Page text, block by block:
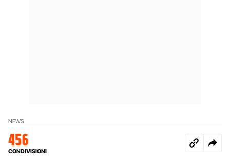
NEWS
456
CONDIVISIONI